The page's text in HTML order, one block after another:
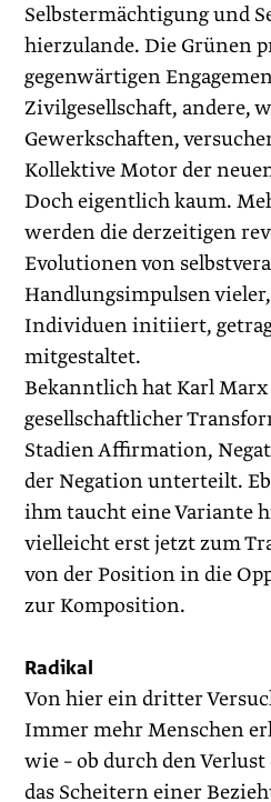
Selbstermächtigung und
hierzulande. Die Grünen
gegenwärtigen
Zivilgesellschaft, andere,
Gewerkschaften,
Kollektive Motor der
Doch eigentlich kaum.
werden die derzeitigen
Evolutionen von
Handlungsimpulsen
Individuen initiiert,
mitgestaltet.
Bekanntlich hat Karl
gesellschaftlicher
Stadien Affirmation,
der Negation unterteilt.
ihm taucht eine Variante
vielleicht erst jetzt zum
von der Position in die
zur Komposition.
Radikal
Von hier ein dritter
Immer mehr Menschen
wie – ob durch den
das Scheitern einer